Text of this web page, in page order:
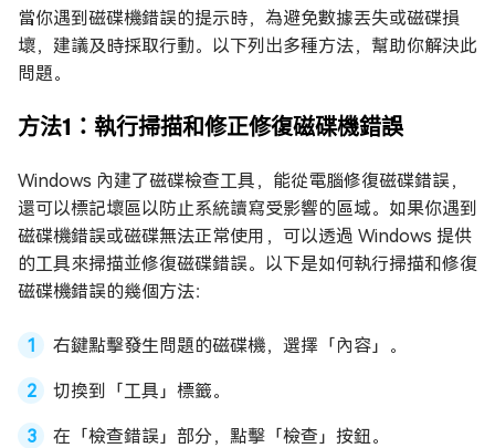
當你遇到磁碟機錯誤的提示時，為避免數據丟失或磁碟損
壞，建議及時採取行動。以下列出多種方法，幫助你解決此
問題。
方法1：執行掃描和修正修復磁碟機錯誤
Windows 內建了磁碟檢查工具，能從電腦修復磁碟錯誤，
還可以標記壞區以防止系統讀寫受影響的區域。如果你遇到
磁碟機錯誤或磁碟無法正常使用，可以透過 Windows 提供
的工具來掃描並修復磁碟錯誤。以下是如何執行掃描和修復
磁碟機錯誤的幾個方法：
右鍵點擊發生問題的磁碟機，選擇「內容」。
切換到「工具」標籤。
在「檢查錯誤」部分，點擊「檢查」按鈕。